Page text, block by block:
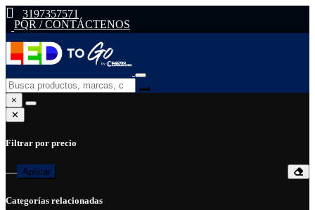
3197357571
PQR / CONTÁCTENOS
×
✕
Filtrar por precio
— Aplicar
Categorías relacionadas